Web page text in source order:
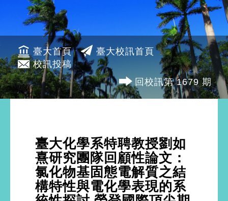
臺大首頁
臺大校訊首頁
校訊投稿
回校訊第 1679 期
臺大化學系特聘教授劉如
熹研究團隊回顧性論文：
氯化物基固態電解質之結
構特性與電化學表現的系